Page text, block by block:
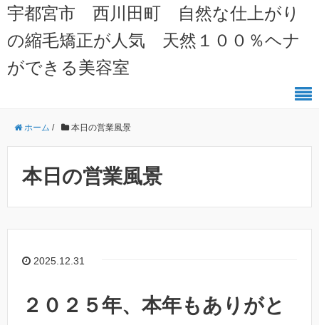
宇都宮市 西川田町 自然な仕上がり
の縮毛矯正が人気 天然１００％ヘナ
ができる美容室
ホーム / 本日の営業風景
本日の営業風景
2025.12.31
２０２５年、本年もありがと